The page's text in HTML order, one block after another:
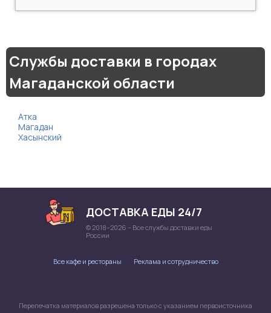
Службы доставки в городах
Магаданской области
Атка
Магадан
Хасынский
ДОСТАВКА ЕДЫ 24/7
© 2018–2026 – Все службы доставки еды
России
Все кафе и рестораны Реклама и сотрудничество
Перепечатка материалов разрешена только с указанием первоисточника